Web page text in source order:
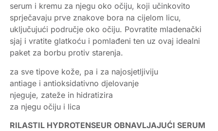
serum i kremu za njegu oko očiju, koji učinkovito
sprječavaju prve znakove bora na cijelom licu,
uključujući područje oko očiju. Povratite mladenački
sjaj i vratite glatkoću i pomlađeni ten uz ovaj idealni
paket za borbu protiv starenja.
za sve tipove kože, pa i za najosjetljiviju
antiage i antioksidativno djelovanje
njeguje, zateže in hidratizira
za njegu očiju i lica
RILASTIL HYDROTENSEUR OBNAVLJAJUĆI SERUM